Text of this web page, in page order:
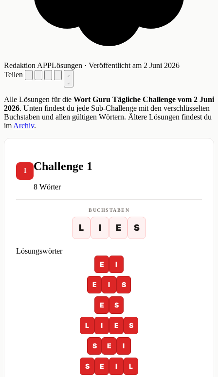
Redaktion APPLösungen · Veröffentlicht am 2 Juni 2026
Teilen
Alle Lösungen für die Wort Guru Tägliche Challenge vom 2 Juni
2026. Unten findest du jede Sub-Challenge mit den verschlüsselten
Buchstaben und allen gültigen Wörtern. Ältere Lösungen findest du
imArchiv.
1 Challenge 1
8 Wörter
BUCHSTABEN
L I E S
Lösungswörter
E
I
E I S
E S
L I E S
S E I
S E I L